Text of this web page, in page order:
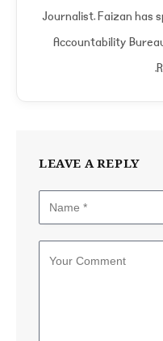
Journalist. Faizan has
Accountability
LEAVE A REPLY